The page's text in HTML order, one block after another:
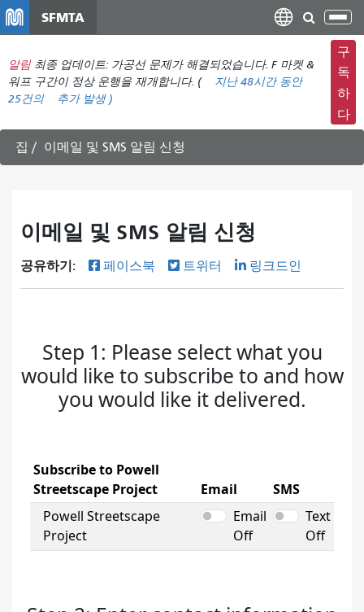
텐
츠
건
너
뛰
SFMTA
탐
색
메
뉴
전
환
알림 최종 업데이트: 가공선 문제가 해결되었습니다. F 마켓 &
워프 구간이 정상 운행을 재개합니다. (
지난 48시간 동안
25건의
추가 발생 )
구
독
하
다
집 이메일 및 SMS 알림 신청
이메일 및 SMS 알림 신청
공유하기: 페이스북 트위터 링크드인